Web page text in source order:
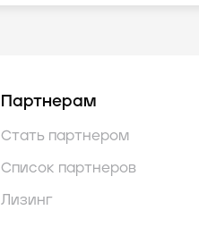
Партнерам
Стать партнером
Список партнеров
Лизинг